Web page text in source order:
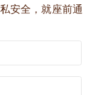
安全，就座前通